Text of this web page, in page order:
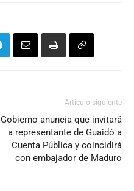
Artículo siguiente
Gobierno anuncia que invitará
a representante de Guaidó a
Cuenta Pública y coincidirá
con embajador de Maduro